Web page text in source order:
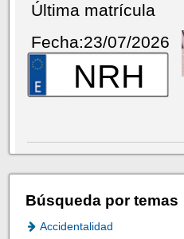
Última matrícula
Fecha:23/07/2026
NRH
Búsqueda por temas
Accidentalidad